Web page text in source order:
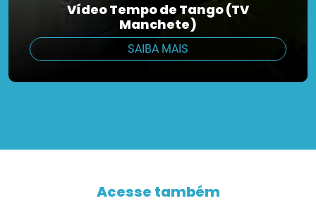
Vídeo Tempo de Tango (TV
Manchete)
SAIBA MAIS
Acesse também